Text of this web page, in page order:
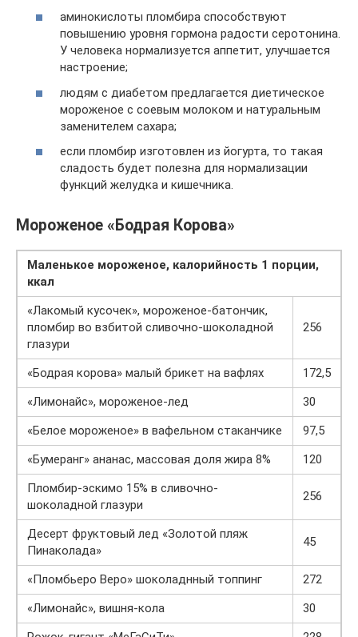
аминокислоты пломбира способствуют
повышению уровня гормона радости серотонина.
У человека нормализуется аппетит, улучшается
настроение;
людям с диабетом предлагается диетическое
мороженое с соевым молоком и натуральным
заменителем сахара;
если пломбир изготовлен из йогурта, то такая
сладость будет полезна для нормализации
функций желудка и кишечника.
Мороженое «Бодрая Корова»
Маленькое мороженое, калорийность 1 порции,
ккал
«Лакомый кусочек», мороженое-батончик,
пломбир во взбитой сливочно-шоколадной
глазури
256
«Бодрая корова» малый брикет на вафлях
172,5
«Лимонайс», мороженое-лед
30
«Белое мороженое» в вафельном стаканчике
97,5
«Бумеранг» ананас, массовая доля жира 8%
120
Пломбир-эскимо 15% в сливочно-
шоколадной глазури
256
Десерт фруктовый лед «Золотой пляж
Пинаколада»
45
«Пломбьеро Веро» шоколаднный топпинг
272
«Лимонайс», вишня-кола
30